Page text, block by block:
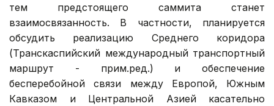
тем предстоящего саммита станет
взаимосвязанность. В частности, планируется
обсудить реализацию Среднего коридора
(Транскаспийский международный транспортный
маршрут - прим.ред.) и обеспечение
бесперебойной связи между Европой, Южным
Кавказом и Центральной Азией касательно